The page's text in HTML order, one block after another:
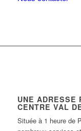
UNE ADRESSE
CENTRE VAL
Située à 1 heure de